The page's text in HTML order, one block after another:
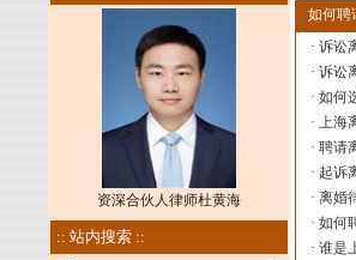
资深合伙人律师杜黄海
:: 站内搜索 ::
如何聘
· 诉讼
· 诉讼
· 如何
· 上海
· 聘请
· 起诉
· 离婚
· 如何
· 谁是